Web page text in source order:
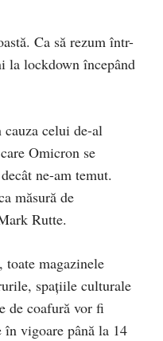
Ca să rezum într-
la lockdown începând
celui de-al
Omicron se
ne-am temut.
măsură de
Rutte.
magazinele
spaţiile culturale
de coafură vor fi
vigoare până la 14